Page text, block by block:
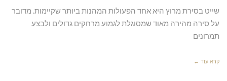
שייט בסירת מרוץ היא אחד הפעולות המהנות ביותר שקיימות. מדובר
על סירה מהירה מאוד שמסוגלת לגמוע מרחקים גדולים ולבצע
תמרונים
קרא עוד ←